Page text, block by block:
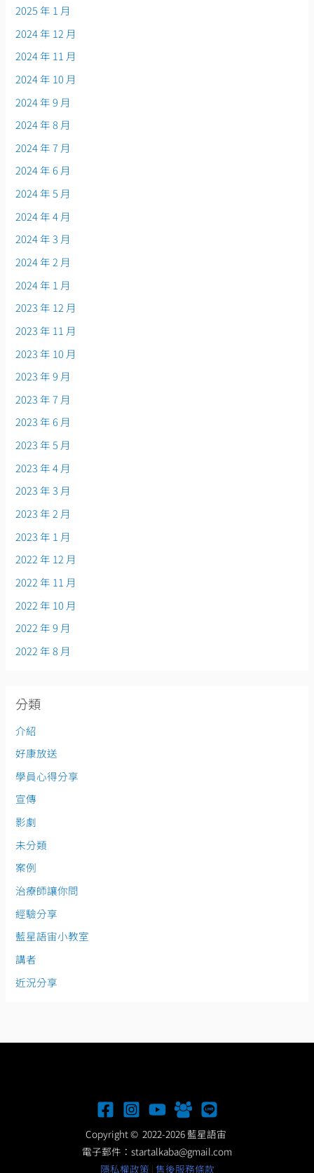
2025 年 1 月
2024 年 12 月
2024 年 11 月
2024 年 10 月
2024 年 9 月
2024 年 8 月
2024 年 7 月
2024 年 6 月
2024 年 5 月
2024 年 4 月
2024 年 3 月
2024 年 2 月
2024 年 1 月
2023 年 12 月
2023 年 11 月
2023 年 10 月
2023 年 9 月
2023 年 7 月
2023 年 6 月
2023 年 5 月
2023 年 4 月
2023 年 3 月
2023 年 2 月
2023 年 1 月
2022 年 12 月
2022 年 11 月
2022 年 10 月
2022 年 9 月
2022 年 8 月
分類
介紹
好康放送
學員心得分享
宣傳
影劇
未分類
案例
治療師讓你問
經驗分享
藍星語宙小教室
講者
近況分享
Copyright © 2022-2026 藍星語宙
電子郵件： startalkaba@gmail.com
隱私權政策 | 售後服務條款